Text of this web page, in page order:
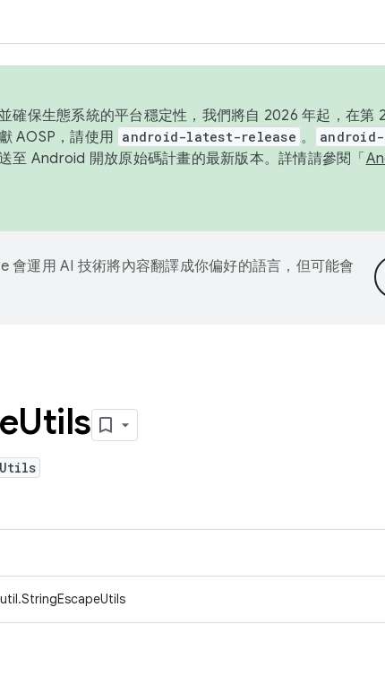
確保生態系統的平台穩定性，我們將自 2026 年起，在第
AOSP，請使用 android-latest-release 。
至 Android 開放原始碼計畫的最新版本。詳情請參閱「
會運用 AI 技術將內容翻譯成你偏好的語言，但可能會
Utils